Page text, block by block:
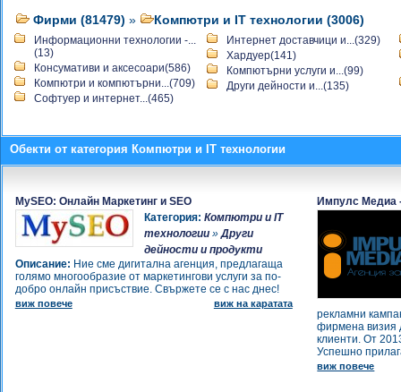
- UNEX Computers
- UNEX Computers
- UNEX Computers
- Интернет кафе WebZon@
- Джи Ейч Сервиз
- Printeri.com
- TonerPoint.bg
- Йон компютърс ЕООД
- За Вас 2009 ЕООД
Антиподес ЕООД
-
3 dni.bg - изработване на сайт за
вашия бизнес
- "Юпитер Софт" ЕООД
- Оказионен магазин
Фирми (81479) » Компютри и IT технологии (3006)
Информационни технологии -...
(13)
Консумативи и аксесоари(586)
Компютри и компютърни...(709)
Софтуер и интернет...(465)
Интернет доставчици и...(329)
Хардуер(141)
Компютърни услуги и...(99)
Други дейности и...(135)
Обекти от категория Компютри и IT технологии
MySEO: Онлайн Маркетинг и SEO
Категория: Компютри и IT
технологии» Други
дейности и продукти
Описание: Ние сме дигитална агенция, предлагаща
голямо многообразие от маркетингови услуги за по-
добро онлайн присъствие. Свържете се с нас днес!
виж повече виж на каратата
Импулс Медиа
рекламни
фирмена визия
клиенти. От
Успешно
виж повече